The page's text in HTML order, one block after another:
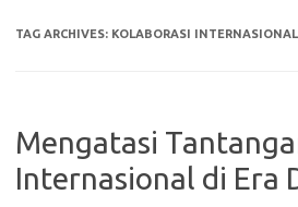
TAG ARCHIVES: KOLABORASI INTERNASIONAL
Mengatasi
Internasional di Era